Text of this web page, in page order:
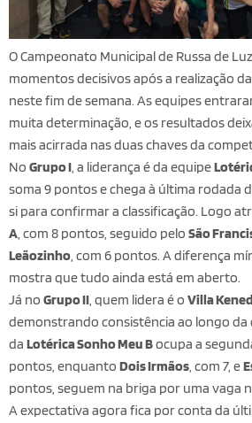
O Campeonato Municipal de Russa de
momentos decisivos após a realização
neste fim de semana. As equipes
muita determinação, e os resultados
mais acirrada nas duas chaves da
No Grupo I, a liderança é da equipe
soma 9 pontos e chega à última rodada
si para confirmar a classificação. Logo
A, com 8 pontos, seguido pelo São
Leãozinho, com 6 pontos. A diferença
mostra que tudo ainda está em aberto.
Já no Grupo II, quem lidera é o Villa
demonstrando consistência ao longo da
da Lotérica Sonho Meu Bocupa a
pontos, enquanto Dois Irmãos, com 7, e
pontos, seguem na briga por uma vaga
A expectativa agora fica por conta da